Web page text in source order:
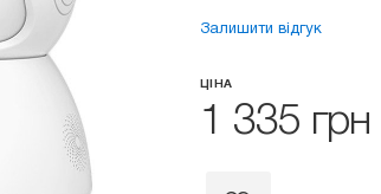
Залишити відгук
ЦІНА
1 335 грн